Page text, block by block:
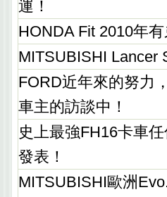
運！
HONDA Fit 2010年
MITSUBISHI Lancer
FORD近年來的努力
車主的訪談中！
史上最強FH16卡車
發表！
MITSUBISHI歐洲